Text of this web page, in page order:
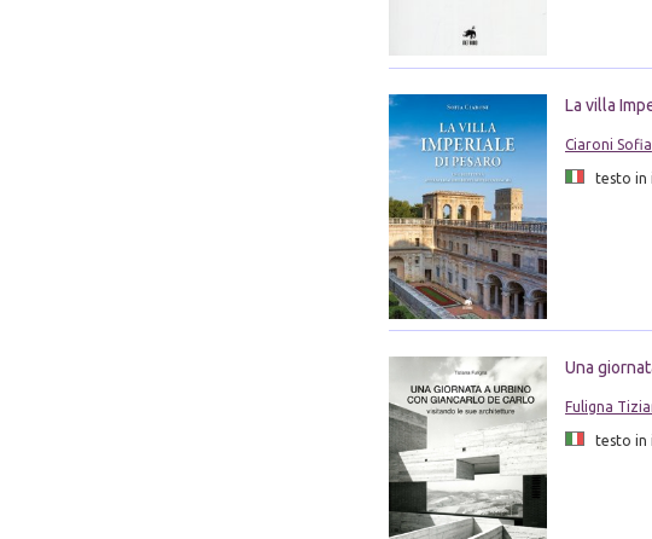
La villa
Ciaroni Sofia
testo in
Una
Fuligna
testo in